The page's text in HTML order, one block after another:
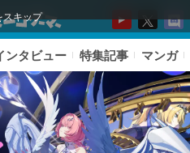
スキップ
ンタビュー 特集記事 マンガ